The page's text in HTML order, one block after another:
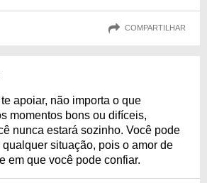
COMPARTILHAR
apoiar, não importa o que
momentos bons ou difíceis,
nunca estará sozinho. Você pode
situação, pois o amor de
em que você pode confiar.